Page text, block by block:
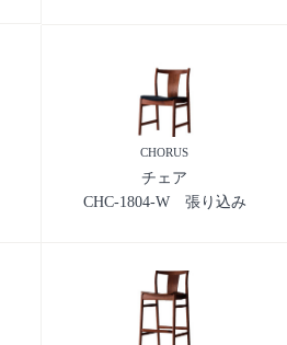
CHORUS
チェア
CHC-1804-W 張り込み